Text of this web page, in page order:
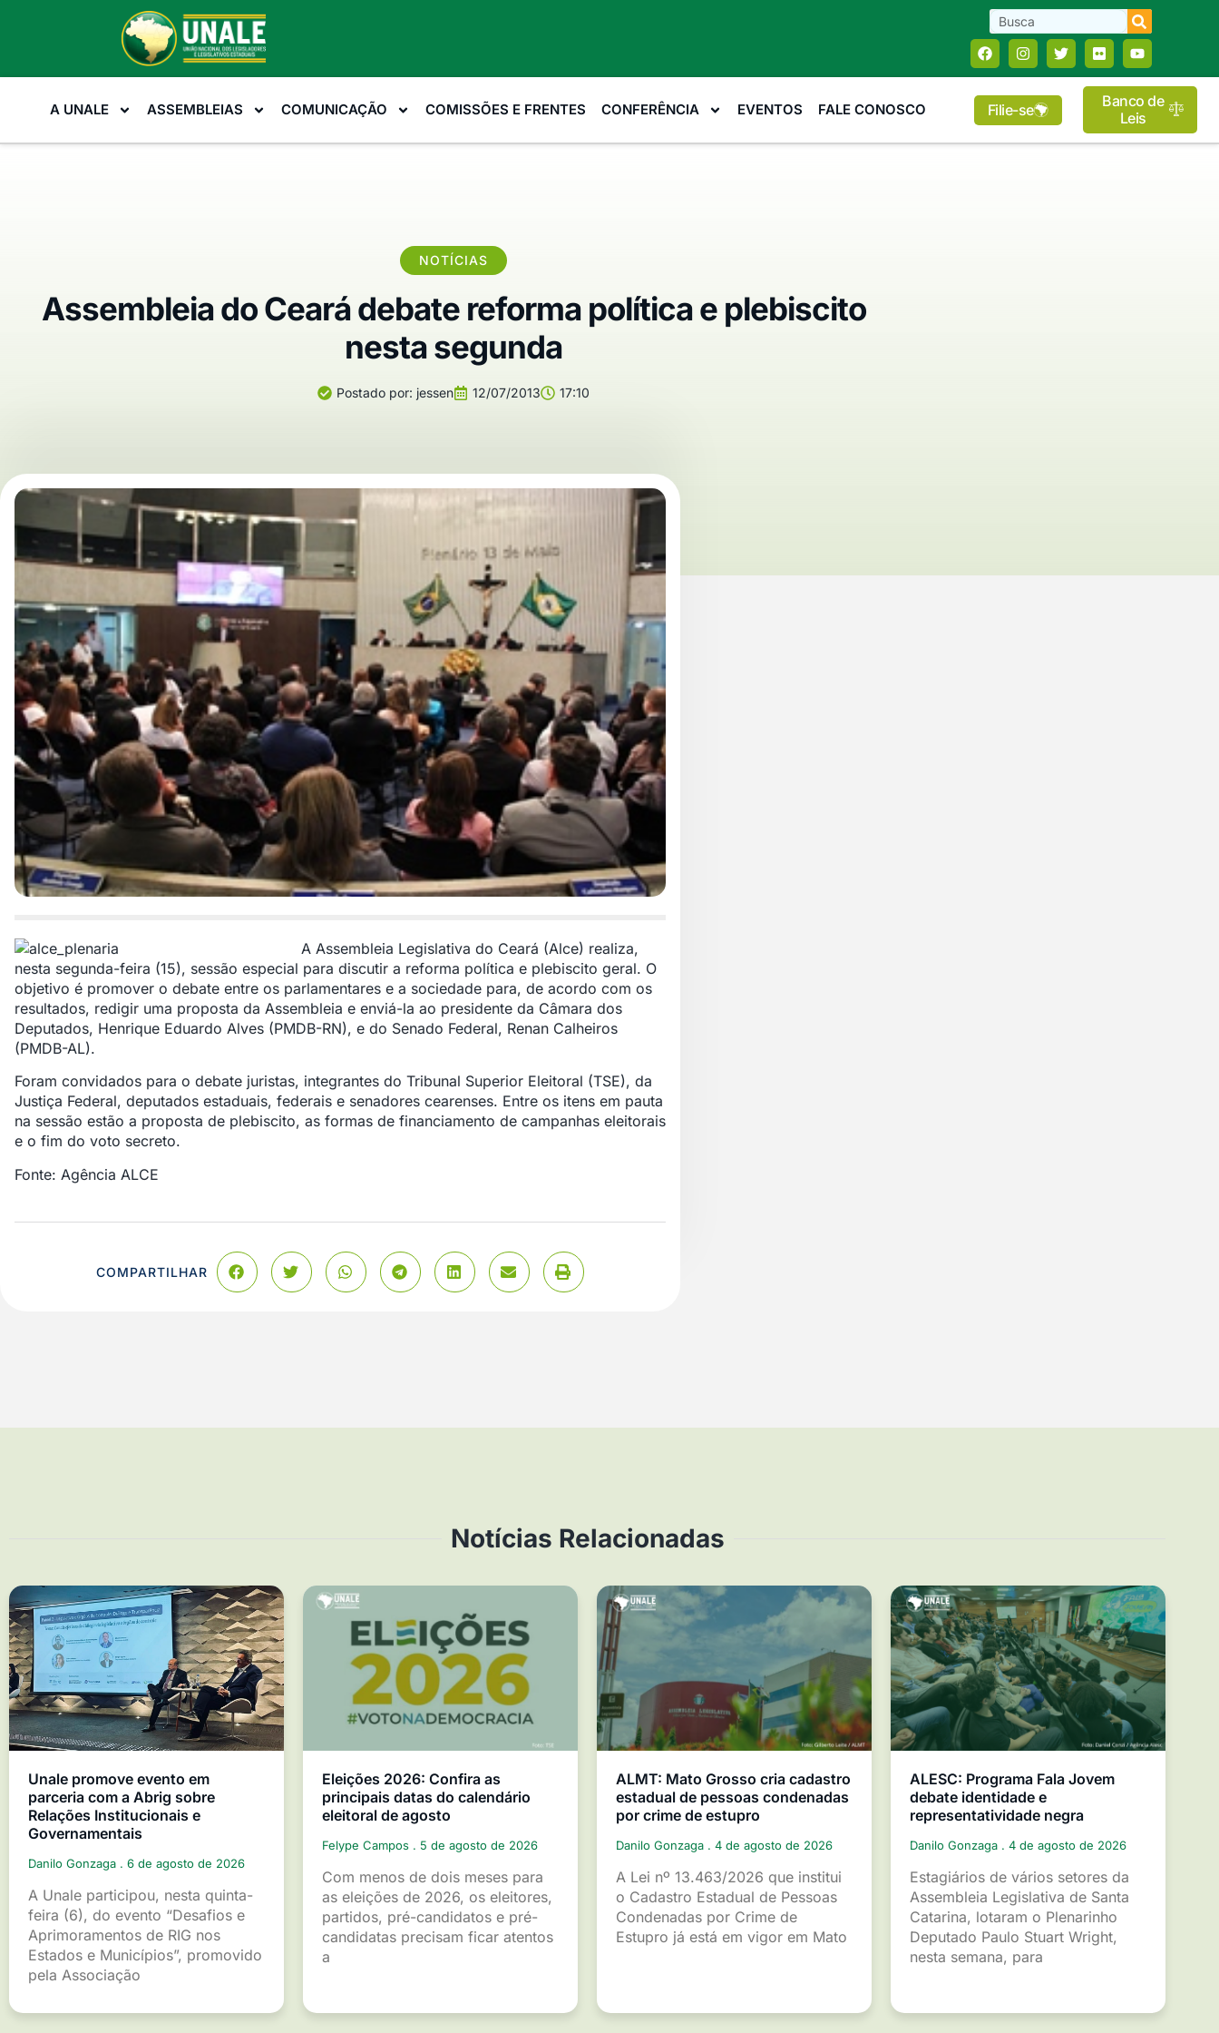
A UNALE ASSEMBLEIAS COMUNICAÇÃO COMISSÕES E FRENTES CONFERÊNCIA EVENTOS FALE CONOSCO Filie-se
Banco de
Leis
NOTÍCIAS
Assembleia do Ceará debate reforma política e plebiscito
nesta segunda
Postado por: jessen 12/07/2013 17:10
A Assembleia Legislativa do Ceará (Alce) realiza,
nesta segunda-feira (15), sessão especial para discutir a reforma política e plebiscito geral. O
objetivo é promover o debate entre os parlamentares e a sociedade para, de acordo com os
resultados, redigir uma proposta da Assembleia e enviá-la ao presidente da Câmara dos
Deputados, Henrique Eduardo Alves (PMDB-RN), e do Senado Federal, Renan Calheiros
(PMDB-AL).
Foram convidados para o debate juristas, integrantes do Tribunal Superior Eleitoral (TSE), da
Justiça Federal, deputados estaduais, federais e senadores cearenses. Entre os itens em pauta
na sessão estão a proposta de plebiscito, as formas de financiamento de campanhas eleitorais
e o fim do voto secreto.
Fonte: Agência ALCE
COMPARTILHAR
Notícias Relacionadas
Unale promove evento em
parceria com a Abrig sobre
Relações Institucionais e
Governamentais
Danilo Gonzaga 6 de agosto de 2026
A Unale participou, nesta quinta-
feira (6), do evento “Desafios e
Aprimoramentos de RIG nos
Estados e Municípios”, promovido
pela Associação
Eleições 2026: Confira as
principais datas do calendário
eleitoral de agosto
Felype Campos 5 de agosto de 2026
Com menos de dois meses para
as eleições de 2026, os eleitores,
partidos, pré-candidatos e pré-
candidatas precisam ficar atentos
a
ALMT: Mato Grosso cria cadastro
estadual de pessoas condenadas
por crime de estupro
Danilo Gonzaga 4 de agosto de 2026
A Lei nº 13.463/2026 que institui
o Cadastro Estadual de Pessoas
Condenadas por Crime de
Estupro já está em vigor em Mato
ALESC: Programa Fala Jovem
debate identidade e
representatividade negra
Danilo Gonzaga 4 de agosto de 2026
Estagiários de vários setores da
Assembleia Legislativa de Santa
Catarina, lotaram o Plenarinho
Deputado Paulo Stuart Wright,
nesta semana, para